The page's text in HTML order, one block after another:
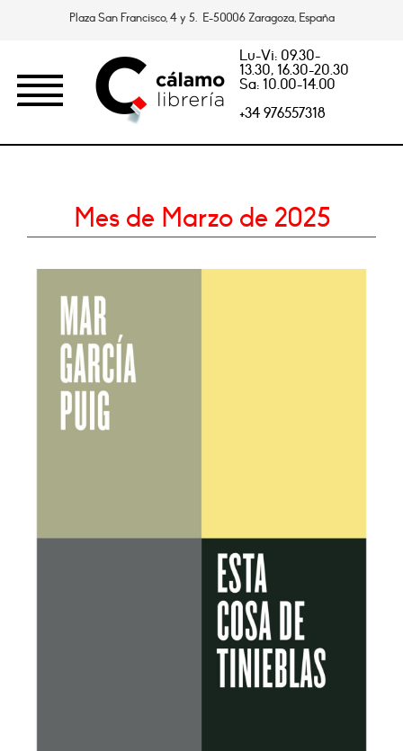
Plaza San Francisco, 4 y 5. E-50006 Zaragoza, España
Lu-Vi: 09.30-
13.30, 16.30-20.30
Sa: 10.00-14.00
+34 976557318
Mes de Marzo de 2025